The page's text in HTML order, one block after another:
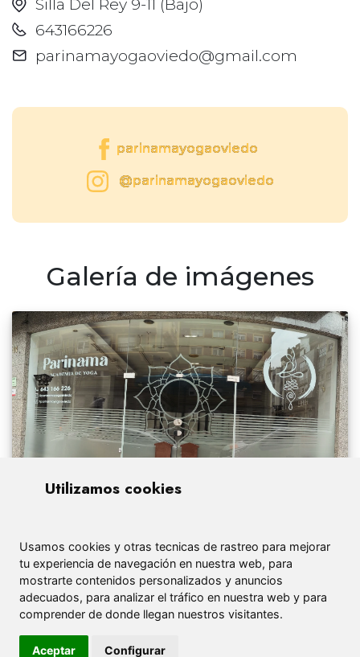
Utilizamos cookies
Usamos cookies y otras tecnicas de rastreo para mejorar
tu experiencia de navegación en nuestra web, para
mostrarte contenidos personalizados y anuncios
adecuados, para analizar el tráfico en nuestra web y para
comprender de donde llegan nuestros visitantes.
Aceptar Configurar
Silla Del Rey 9-11 (Bajo)
643166226
parinamayogaoviedo@gmail.com
parinamayogaoviedo
@parinamayogaoviedo
Galería de imágenes